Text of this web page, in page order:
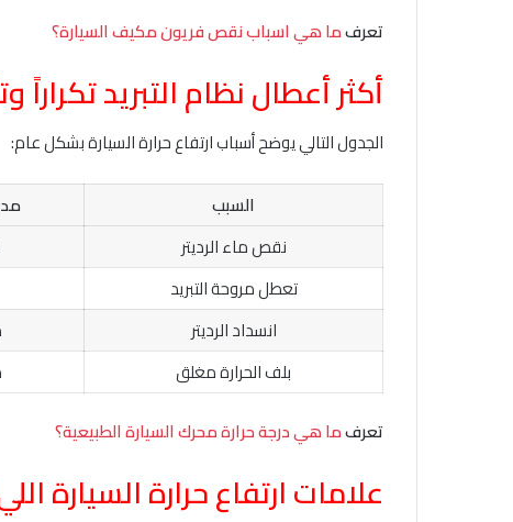
تعرفما هي اسباب نقص فريون مكيف السيارة؟
أكثر أعطال نظام التبريد تكراراً
الجدول التالي يوضح أسباب ارتفاع حرارة السيارة بشكل عام:
السبب
نقص ماء الرديتر
تعطل مروحة التبريد
انسداد الرديتر
بلف الحرارة مغلق
تعرفما هي درجة حرارة محرك السيارة الطبيعية؟
علامات ارتفاع حرارة السيارة